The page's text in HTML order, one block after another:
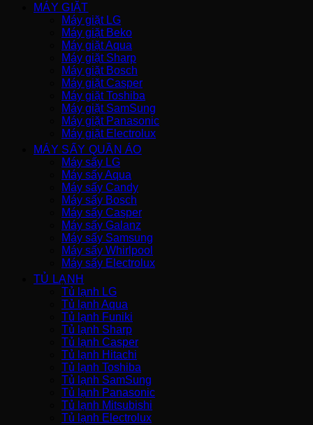
MÁY GIẶT
Máy giặt LG
Máy giặt Beko
Máy giặt Aqua
Máy giặt Sharp
Máy giặt Bosch
Máy giặt Casper
Máy giặt Toshiba
Máy giặt SamSung
Máy giặt Panasonic
Máy giặt Electrolux
MÁY SẤY QUẦN ÁO
Máy sấy LG
Máy sấy Aqua
Máy sấy Candy
Máy sấy Bosch
Máy sấy Casper
Máy sấy Galanz
Máy sấy Samsung
Máy sấy Whirlpool
Máy sấy Electrolux
TỦ LẠNH
Tủ lạnh LG
Tủ lạnh Aqua
Tủ lạnh Funiki
Tủ lạnh Sharp
Tủ lạnh Casper
Tủ lạnh Hitachi
Tủ lạnh Toshiba
Tủ lạnh SamSung
Tủ lạnh Panasonic
Tủ lạnh Mitsubishi
Tủ lạnh Electrolux